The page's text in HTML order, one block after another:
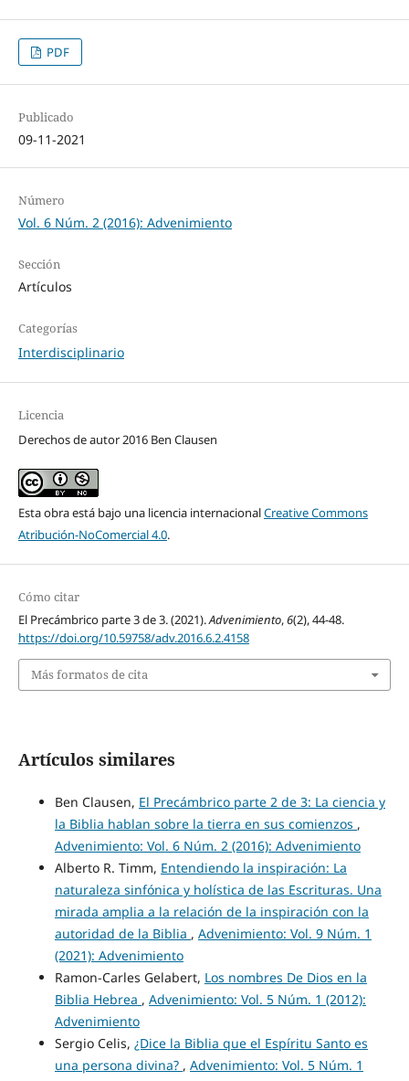
PDF
Publicado
09-11-2021
Número
Vol. 6 Núm. 2 (2016): Advenimiento
Sección
Artículos
Categorías
Interdisciplinario
Licencia
Derechos de autor 2016 Ben Clausen
Esta obra está bajo una licencia internacionalCreative Commons
Atribución-NoComercial 4.0.
Cómo citar
El Precámbrico parte 3 de 3. (2021).Advenimiento,6(2), 44-48.
https://doi.org/10.59758/adv.2016.6.2.4158
Más formatos de cita
Artículos similares
Ben Clausen, El Precámbrico parte 2 de 3: La ciencia y
la Biblia hablan sobre la tierra en sus comienzos ,
Advenimiento: Vol. 6 Núm. 2 (2016): Advenimiento
Alberto R. Timm, Entendiendo la inspiración: La
naturaleza sinfónica y holística de las Escrituras. Una
mirada amplia a la relación de la inspiración con la
autoridad de la Biblia , Advenimiento: Vol. 9 Núm. 1
(2021): Advenimiento
Ramon-Carles Gelabert, Los nombres De Dios en la
Biblia Hebrea , Advenimiento: Vol. 5 Núm. 1 (2012):
Advenimiento
Sergio Celis, ¿Dice la Biblia que el Espíritu Santo es
una persona divina? , Advenimiento: Vol. 5 Núm. 1